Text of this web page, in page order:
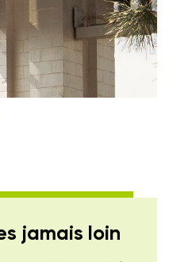
jamais loin